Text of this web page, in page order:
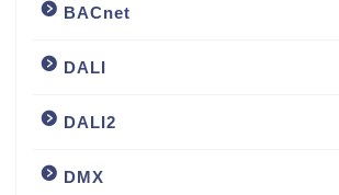
BACnet
DALI
DALI2
DMX